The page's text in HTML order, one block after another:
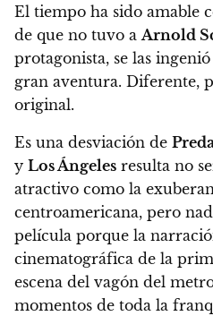
El tiempo ha sido amable
de que no tuvo a Arnold
protagonista, se las
gran aventura. Diferente,
original.
Es una desviación de
y Los Ángeles resulta no
atractivo como la
centroamericana, pero
película porque la
cinematográfica de la
escena del vagón del
momentos de toda la